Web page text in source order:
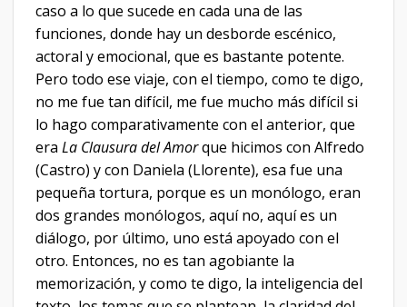
caso a lo que sucede en cada una de las
funciones, donde hay un desborde escénico,
actoral y emocional, que es bastante potente.
Pero todo ese viaje, con el tiempo, como te digo,
no me fue tan difícil, me fue mucho más difícil si
lo hago comparativamente con el anterior, que
era La Clausura del Amorque hicimos con Alfredo
(Castro) y con Daniela (Llorente), esa fue una
pequeña tortura, porque es un monólogo, eran
dos grandes monólogos, aquí no, aquí es un
diálogo, por último, uno está apoyado con el
otro. Entonces, no es tan agobiante la
memorización, y como te digo, la inteligencia del